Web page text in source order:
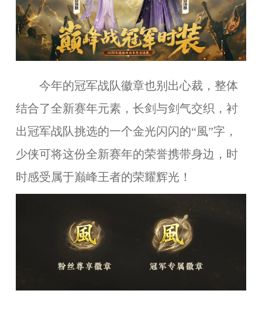
今年的冠军战队徽章也别 出心裁，整体
结合了全新赛年元素， 长剑与剑气交织 ，衬
出冠军战队挑选的一个金光闪闪的“風”字，
少侠可将这份全新赛年的荣誉携带身边，时
时感受属于巅峰王者的荣耀辉光！